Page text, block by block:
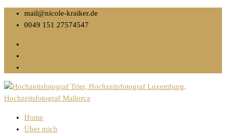
mail@nicole-kraiker.de
0049 151 27574547
Home
Über mich